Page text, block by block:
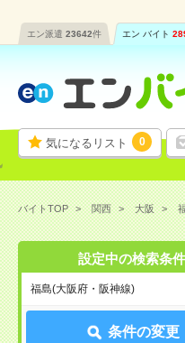
エン派遣 23642件 エン バイト
気になるリスト 0
バイトTOP 関西 大阪
設定中の検索条件
福島(大阪府・阪神線)
条件の変更